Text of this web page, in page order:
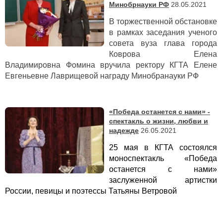
Минобрнауки РФ 28.05.2021
В торжественной обстановке
в рамках заседания ученого
совета вуза глава города
Коврова Елена
Владимировна Фомина вручила ректору КГТА Елене
Евгеньевне Лаврищевой награду Минобранауки РФ
«Победа останется с нами» -
спектакль о жизни, любви и
надежде 26.05.2021
25 мая в КГТА состоялся
моноспектакль «Победа
останется с нами»
заслуженной артистки
России, певицы и поэтессы Татьяны Ветровой